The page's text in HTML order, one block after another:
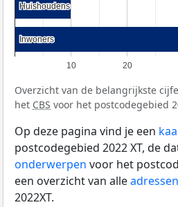
10 20
Huishoudens
Huishoudens
Inwoners
Inwoners
Overzicht van de belangrijkste
het CBS voor het postcodegebied
Op deze pagina vind je een
postcodegebied 2022 XT, de
onderwerpen voor het
een overzicht van alleadressen
2022XT.